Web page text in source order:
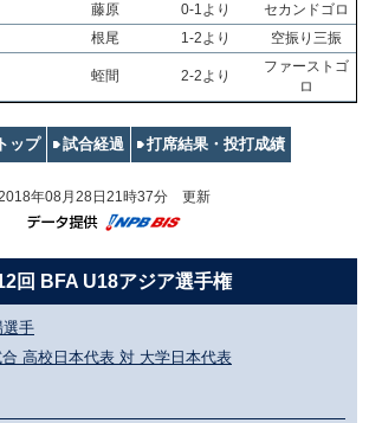
藤原 0-1より
セカンドゴロ
根尾 1-2より 空振り三振
蛭間 2-2より
ファーストゴ
ロ
ップ 試合経過 打席結果・投打成績
年08月28日21時37分 更新
回 BFA U18アジア選手権
選手
高校日本代表 対 大学日本代表